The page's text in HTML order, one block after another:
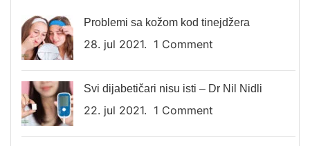
Problemi sa kožom kod tinejdžera
28. jul 2021. 1 Comment
Svi dijabetičari nisu isti – Dr Nil Nidli
22. jul 2021. 1 Comment